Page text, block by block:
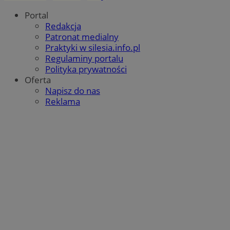
Portal
Redakcja
Patronat medialny
Praktyki w silesia.info.pl
Regulaminy portalu
Polityka prywatności
Oferta
Napisz do nas
Reklama
QeSessID
MvSessID
VISITOR_PRIVACY_METADATA